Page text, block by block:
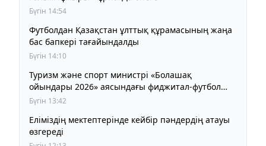
Бүгін 14:54
Футболдан Қазақстан ұлттық құрамасының жаңа
бас бапкері тағайындалды
Бүгін 14:10
Туризм және спорт министрі «Болашақ
ойындары 2026» аясындағы фиджитал-футбол
жарысына қатысты
Бүгін 13:42
Еліміздің мектептерінде кейбір пәндердің атауы
өзгереді